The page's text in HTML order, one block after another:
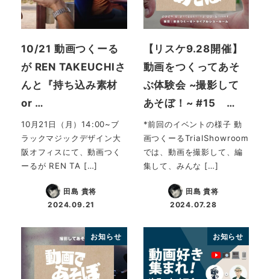
10/21 動画つくーる
が REN TAKEUCHIさ
んと『持ち込み素材
or …
10月21日（月）14:00~ブ
ラックマジックデザイン大
阪オフィスにて、動画つく
ーるが REN TA […]
田島 貴将
投稿日
2024.09.21
【リスケ9.28開催】
動画をつくってあそ
ぶ体験会 ~撮影して
あそぼ！~ #15 …
*前回のイベントの様子 動
画つくーるTrialShowroom
では、動画を撮影して、編
集して、みんな […]
田島 貴将
投稿日
2024.07.28
お知らせ お知らせ